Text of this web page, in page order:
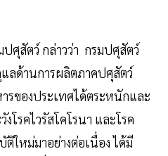
ศุสัตว์ กล่าวว่า กรมปศุสัตว์
ลด้านการผลิตภาคปศุสัตว์
รของประเทศได้ตระหนักและ
โรคไวรัสโคโรนา และโรค
ใหม่มาอย่างต่อเนื่อง ได้มี